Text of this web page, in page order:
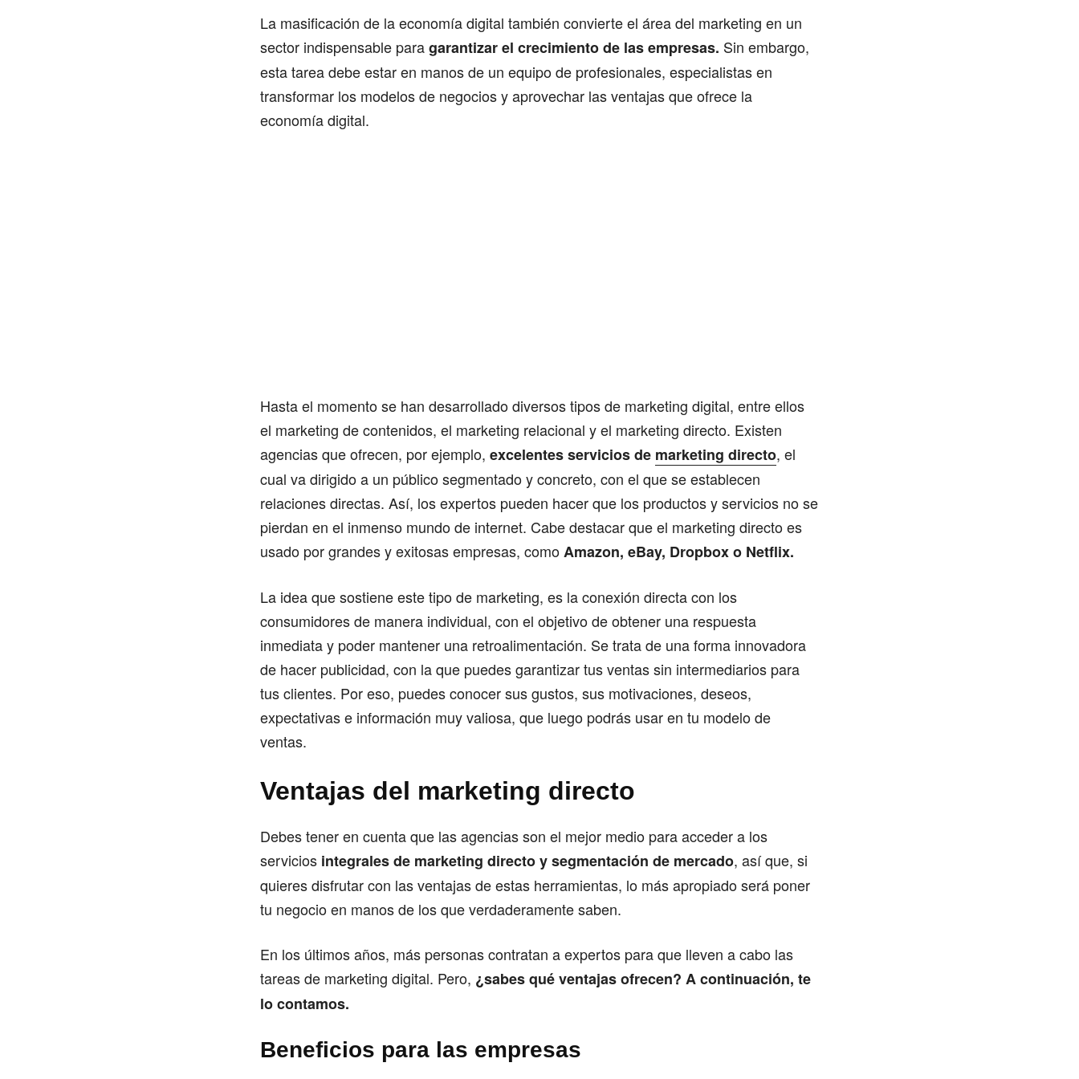
La masificación de la economía digital también convierte el área del marketing en un
sector indispensable paragarantizar el crecimiento de las empresas. Sin embargo,
esta tarea debe estar en manos de un equipo de profesionales, especialistas en
transformar los modelos de negocios y aprovechar las ventajas que ofrece la
economía digital.
Hasta el momento se han desarrollado diversos tipos de marketing digital, entre ellos
el marketing de contenidos, el marketing relacional y el marketing directo. Existen
agencias que ofrecen, por ejemplo, excelentes servicios de marketing directo, el
cual va dirigido a un público segmentado y concreto, con el que se establecen
relaciones directas. Así, los expertos pueden hacer que los productos y servicios no se
pierdan en el inmenso mundo de internet. Cabe destacar que el marketing directo es
usado por grandes y exitosas empresas, comoAmazon, eBay, Dropbox o Netflix.
La idea que sostiene este tipo de marketing, es la conexión directa con los
consumidores de manera individual, con el objetivo de obtener una respuesta
inmediata y poder mantener una retroalimentación. Se trata de una forma innovadora
de hacer publicidad, con la que puedes garantizar tus ventas sin intermediarios para
tus clientes. Por eso, puedes conocer sus gustos, sus motivaciones, deseos,
expectativas e información muy valiosa, que luego podrás usar en tu modelo de
ventas.
Ventajas del marketing directo
Debes tener en cuenta que las agencias son el mejor medio para acceder a los
servicios integrales de marketing directo y segmentación de mercado, así que, si
quieres disfrutar con las ventajas de estas herramientas, lo más apropiado será poner
tu negocio en manos de los que verdaderamente saben.
En los últimos años, más personas contratan a expertos para que lleven a cabo las
tareas de marketing digital. Pero, ¿sabes qué ventajas ofrecen? A continuación, te
lo contamos.
Beneficios para las empresas